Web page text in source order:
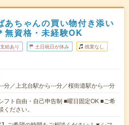
ちゃんの買い物付き添い
無資格・未経験OK
給あり 土日祝日が休み 残業なし
分／上北台駅から---分／桜街道駅から---分
フト自由・自己申告制 ■曜日固定OK ■ご希
ださい。